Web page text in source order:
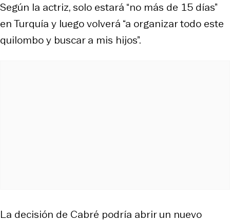
Según la actriz, solo estará “no más de 15 días”
en Turquía y luego volverá “a organizar todo este
quilombo y buscar a mis hijos”.
La decisión de Cabré podría abrir un nuevo